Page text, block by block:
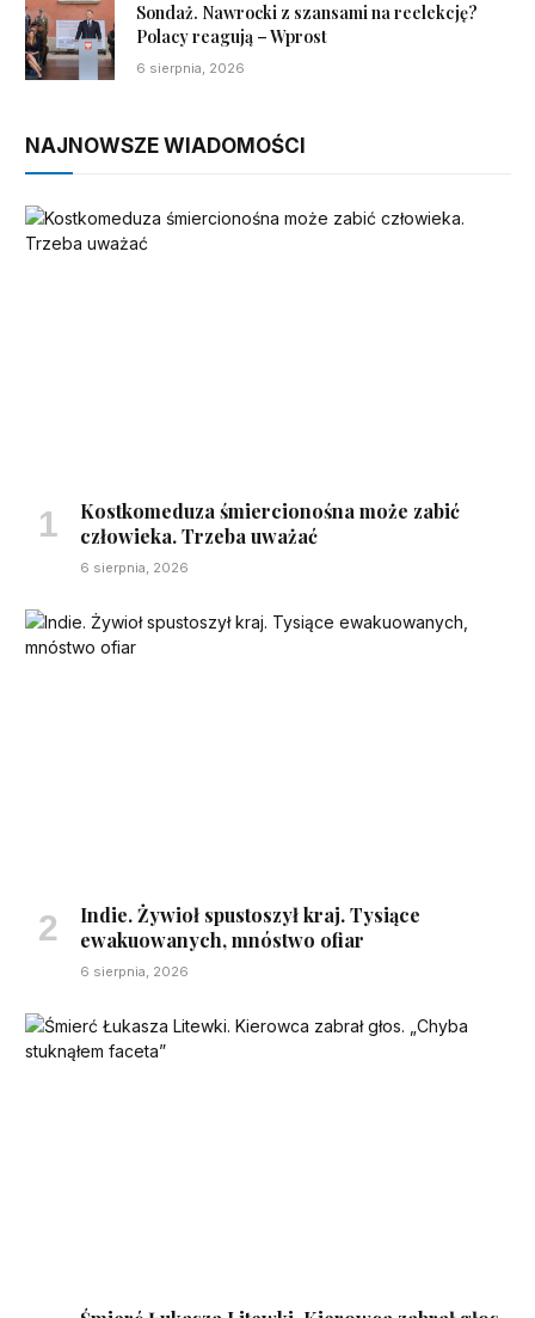
Sondaż. Nawrocki z szansami na reelekcję?
Polacy reagują – Wprost
6 sierpnia, 2026
NAJNOWSZE WIADOMOŚCI
Kostkomeduza śmiercionośna może zabić
człowieka. Trzeba uważać
6 sierpnia, 2026
Indie. Żywioł spustoszył kraj. Tysiące
ewakuowanych, mnóstwo ofiar
6 sierpnia, 2026